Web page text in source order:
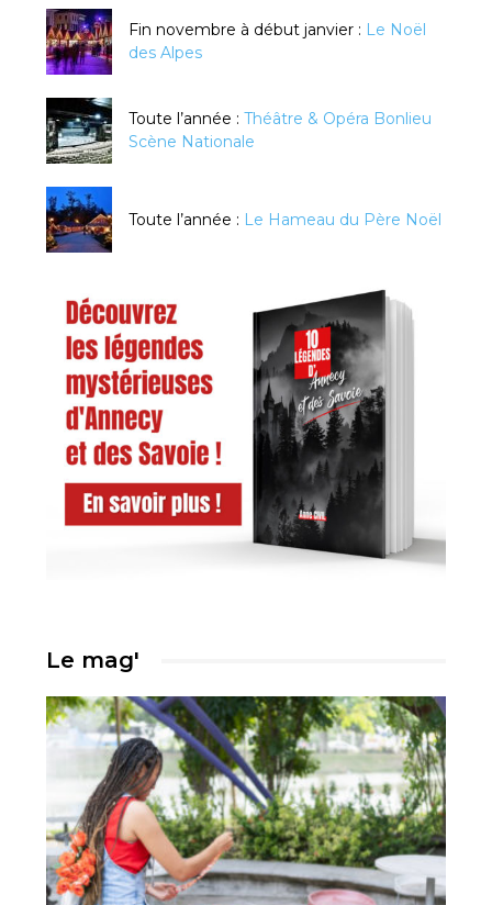
Fin novembre à début janvier : Le Noël
des Alpes
Toute l’année : Théâtre & Opéra Bonlieu
Scène Nationale
Toute l’année : Le Hameau du Père Noël
Le mag'